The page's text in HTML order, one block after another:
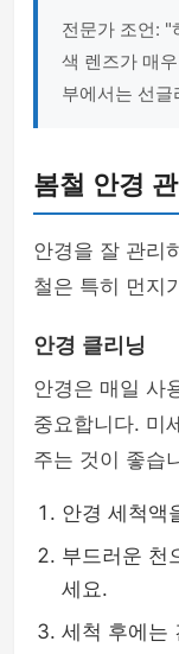
전문가 조언: "
색 렌즈가 매
부에서는 선
봄철 안경
안경을 잘 관리
철은 특히 먼지
안경 클리닝
안경은 매일 사
중요합니다. 미
주는 것이 좋습
안경 세척액
부드러운 천
세요.
세척 후에는